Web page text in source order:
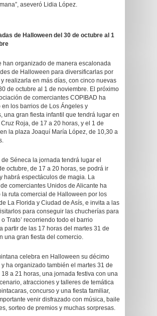
aseveró Lidia López.
de Halloween del 30 de octubre al 1
han organizado de manera escalonada
de Halloween para diversificarlas por
y realizarla en más días, con cinco nuevas
de octubre al 1 de noviembre. El próximo
de comerciantes COPIBAD ha
los barrios de Los Ángeles y
una gran fiesta infantil que tendrá lugar en
Cruz Roja, de 17 a 20 horas, y el 1 de
la plaza Joaquí María López, de 10,30 a
de Séneca la jornada tendrá lugar el
octubre, de 17 a 20 horas, se podrá ir
habrá espectáculos de magia. La
comerciantes Unidos de Alicante ha
la ruta comercial de Halloween por los
La Florida y Ciudad de Asís, e invita a las
para conseguir las chucherías para
o Trato’ recorriendo todo el barrio
partir de las 17 horas del martes 31 de
una gran fiesta del comercio.
celebra en Halloween su décimo
ha organizado también el martes 31 de
18 a 21 horas, una jornada festiva con una
atracciones y talleres de temática
concurso y una fiesta familiar,
venir disfrazado con música, baile
sorteo de premios y muchas sorpresas.